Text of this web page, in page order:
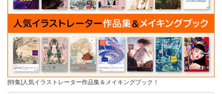
[特集]人気イラストレーター作品集＆メイキングブック！